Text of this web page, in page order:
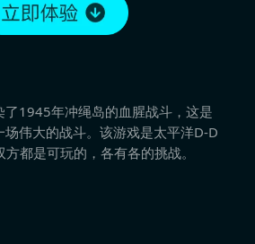
了1945年冲绳岛的血腥战斗，这是
场伟大的战斗。该游戏是太平洋D-D
都是可玩的，各有各的挑战。